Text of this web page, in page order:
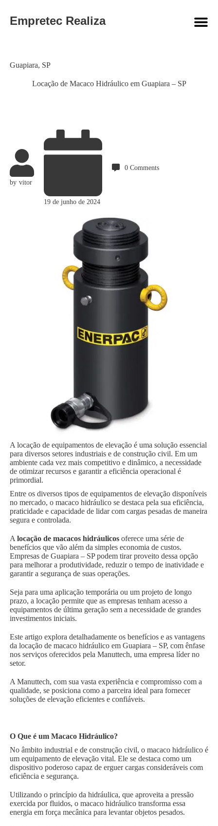
Empretec Realiza
Locação de Macaco Hidráulico em Guapiara – SP
Category
Guapiara, SP
by vitor
19 de junho de 2024
0 Comments
A locação de equipamentos de elevação é uma solução essencial
para diversos setores industriais e de construção civil. Em um
ambiente cada vez mais competitivo e dinâmico, a necessidade
de otimizar recursos e garantir a eficiência operacional é
primordial.
Entre os diversos tipos de equipamentos de elevação disponíveis
no mercado, o macaco hidráulico se destaca pela sua eficiência,
praticidade e capacidade de lidar com cargas pesadas de maneira
segura e controlada.
A locação de macacos hidráulicos oferece uma série de
benefícios que vão além da simples economia de custos.
Empresas de Guapiara – SP podem tirar proveito dessa opção
para melhorar a produtividade, reduzir o tempo de inatividade e
garantir a segurança de suas operações.
Seja para uma aplicação temporária ou um projeto de longo
prazo, a locação permite que as empresas tenham acesso a
equipamentos de última geração sem a necessidade de grandes
investimentos iniciais.
Este artigo explora detalhadamente os benefícios e as vantagens
da locação de macaco hidráulico em Guapiara – SP, com ênfase
nos serviços oferecidos pela Manuttech, uma empresa líder no
setor.
A Manuttech, com sua vasta experiência e compromisso com a
qualidade, se posiciona como a parceira ideal para fornecer
soluções de elevação eficientes e confiáveis.
O Que é um Macaco Hidráulico?
No âmbito industrial e de construção civil, o macaco hidráulico é
um equipamento de elevação vital. Ele se destaca como um
dispositivo poderoso capaz de erguer cargas consideráveis com
eficiência e segurança.
Utilizando o princípio da hidráulica, que aproveita a pressão
exercida por fluidos, o macaco hidráulico transforma essa
energia em força mecânica para levantar objetos pesados.